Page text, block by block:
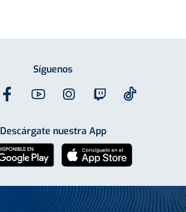
Síguenos
Descárgate nuestra App